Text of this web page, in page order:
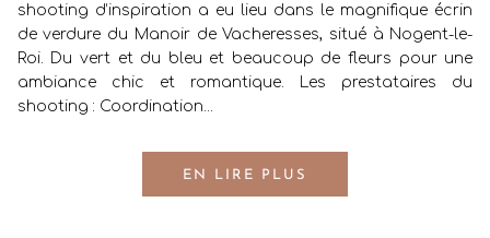
shooting d’inspiration a eu lieu dans le magnifique écrin
de verdure du Manoir de Vacheresses, situé à Nogent-le-
Roi. Du vert et du bleu et beaucoup de fleurs pour une
ambiance chic et romantique. Les prestataires du
shooting : Coordination...
EN LIRE PLUS